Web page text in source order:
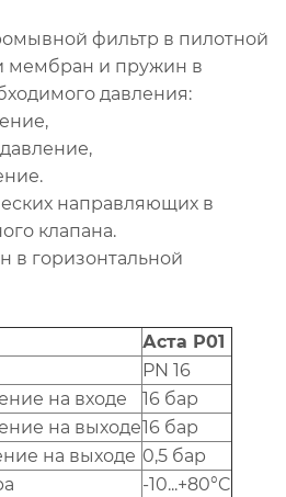
фильтр в пилотной
мембран и пружин в
давления:
направляющих в
клапана.
в горизонтальной
Аста Р01
PN 16
на входе
16 бар
на выходе16 бар
на выходе 0,5 бар
-10...+80°C